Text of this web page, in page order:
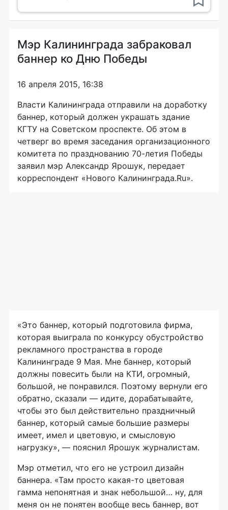
Мэр Калининграда забраковал
баннер ко Дню Победы
16 апреля 2015, 16:38
Власти Калининграда отправили на доработку
баннер, который должен украшать здание
КГТУ на Советском проспекте. Об этом в
четверг во время заседания организационного
комитета по празднованию 70-летия Победы
заявил мэр Александр Ярошук, передает
корреспондент «Нового Калининграда.Ru».
«Это баннер, который подготовила фирма,
которая выиграла по конкурсу обустройство
рекламного пространства в городе
Калининграде 9 Мая. Мне баннер, который
должны повесить были на КТИ, огромный,
большой, не понравился. Поэтому вернули его
обратно, сказали — идите, дорабатывайте,
чтобы это был действительно праздничный
баннер, который самые большие размеры
имеет, имел и цветовую, и смысловую
нагрузку», — пояснил Ярошук журналистам.
Мэр отметил, что его не устроил дизайн
баннера. «Там просто какая-то цветовая
гамма непонятная и знак небольшой… ну, для
меня он не понятен вообще весь баннер, вот